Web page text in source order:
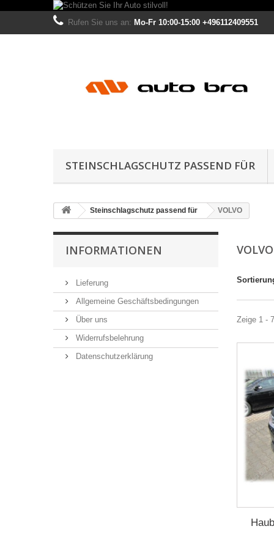
Rufen Sie uns an: Mo-Fr 10:00-15:00 +496112409551
STEINSCHLAGSCHUTZ PASSEND FÜR
Steinschlagschutz passend für VOLVO
INFORMATIONEN
Lieferung
Allgemeine Geschäftsbedingungen
Über uns
Widerrufsbelehrung
Datenschutzerklärung
Zeige 1 -